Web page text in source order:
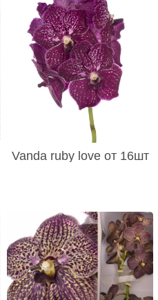
Vanda ruby love от 16шт